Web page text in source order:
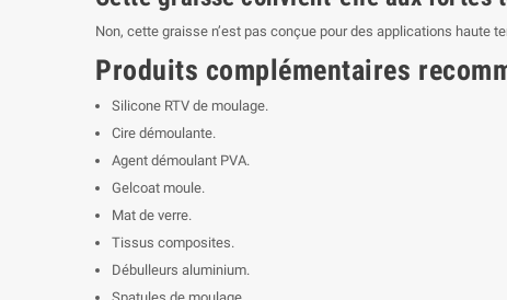
Non, cette graisse n’est pas conçue pour des applications haute
Produits complémentaires
Silicone RTV de moulage.
Cire démoulante.
Agent démoulant PVA.
Gelcoat moule.
Mat de verre.
Tissus composites.
Débulleurs aluminium.